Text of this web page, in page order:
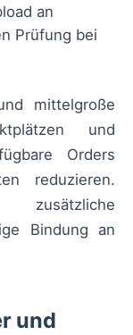
an
Prüfung bei
mittelgroße
und
Orders
reduzieren.
Bindung an
und